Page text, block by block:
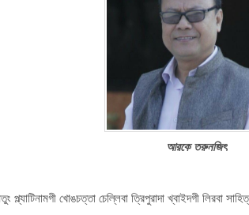
আরকে তরুনজিৎ
প্ল্যাটিনামগী খোঙচত্তা চেল্লিবা ত্রিপুরাদা খ্বাইদগী লিরবা